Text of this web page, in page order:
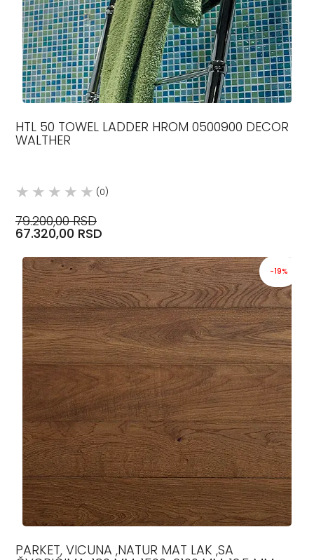
HTL 50 TOWEL LADDER HROM 0500900 DECOR
WALTHER
(0)
79.200,00 RSD
67.320,00 RSD
-19%
PARKET, VICUNA ,NATUR MAT LAK ,SA